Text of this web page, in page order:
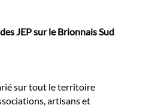
JEP sur le Brionnais Sud
sur tout le territoire
artisans et